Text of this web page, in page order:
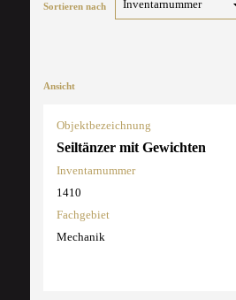
Sortieren nach
Ansicht
Objektbezeichnung
Seiltänzer mit Gewichten
Inventarnummer
1410
Fachgebiet
Mechanik